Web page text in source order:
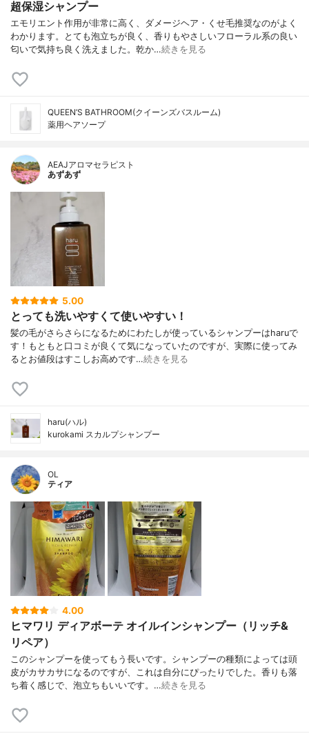
超保湿シャンプー
エモリエント作用が非常に高く、ダメージヘア・くせ毛推奨なのがよく
わかります。とても泡立ちが良く、香りもやさしいフローラル系の良い
匂いで気持ち良く洗えました。乾か…続きを見る
QUEEN’S BATHROOM(クイーンズバスルーム)
薬用ヘアソープ
AEAJアロマセラピスト
あずあず
5.00
とっても洗いやすくて使いやすい！
髪の毛がさらさらになるためにわたしが使っているシャンプーはharuで
す！もともと口コミが良くて気になっていたのですが、実際に使ってみ
るとお値段はすこしお高めです…続きを見る
haru(ハル)
kurokami スカルプシャンプー
OL
ティア
4.00
ヒマワリ ディアボーテ オイルインシャンプー（リッチ&
リペア）
このシャンプーを使ってもう長いです。シャンプーの種類によっては頭
皮がカサカサになるのですが、これは自分にぴったりでした。香りも落
ち着く感じで、泡立ちもいいです。…続きを見る